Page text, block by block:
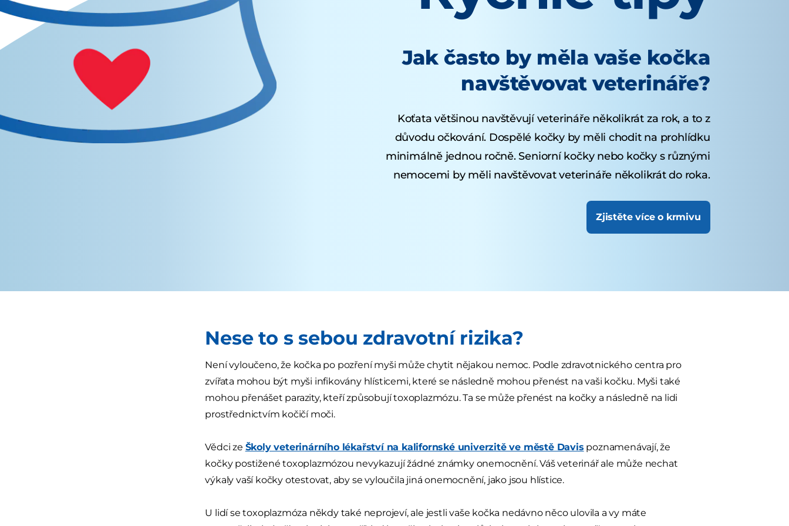
Jak často by měla vaše kočka
navštěvovat veterináře?
Koťata většinou navštěvují veterináře několikrát za rok, a to z
důvodu očkování. Dospělé kočky by měli chodit na prohlídku
minimálně jednou ročně. Seniorní kočky nebo kočky s různými
nemocemi by měli navštěvovat veterináře několikrát do roka.
Zjistěte více o krmivu
Nese to s sebou zdravotní rizika?
Není vyloučeno, že kočka po pozření myši může chytit nějakou nemoc. Podle zdravotnického centra pro
zvířata mohou být myši infikovány hlísticemi, které se následně mohou přenést na vaši kočku. Myši také
mohou přenášet parazity, kteří způsobují toxoplazmózu. Ta se může přenést na kočky a následně na lidi
prostřednictvím kočičí moči.
Vědci ze Školy veterinárního lékařství na kalifornské univerzitě ve městě Davis poznamenávají, že
kočky postižené toxoplazmózou nevykazují žádné známky onemocnění. Váš veterinář ale může nechat
výkaly vaší kočky otestovat, aby se vyloučila jiná onemocnění, jako jsou hlístice.
U lidí se toxoplazmóza někdy také neprojeví, ale jestli vaše kočka nedávno něco ulovila a vy máte